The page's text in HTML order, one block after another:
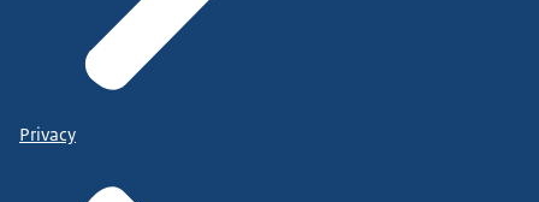
Privacy